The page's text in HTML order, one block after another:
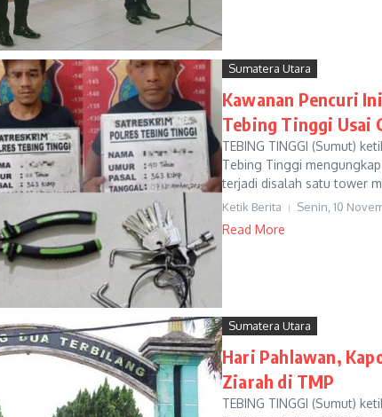
Sumatera Utara
Kawanan Pencuri
Tebing Tinggi Usai
TEBING TINGGI (Sumut)
Tebing Tinggi
terjadi disalah satu tower
Ketik Berita Senin, 10
Read More
Sumatera Utara
Hari Pahlawan,
Ziarah di TMP
TEBING TINGGI (Sumut)